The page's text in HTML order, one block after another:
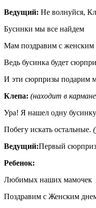
Ведущий: Не волнуйся,
Бусинки мы все найдем
Мам поздравим с женским
Ведь бусинка будет
И эти сюрпризы подарим
Клепа: (находит в
Ура! Я нашел одну бусинку
Побегу искать остальные.
Ведущий:Первый сюрприз
Ребенок:
Любимых наших мамочек
Поздравим с Женским